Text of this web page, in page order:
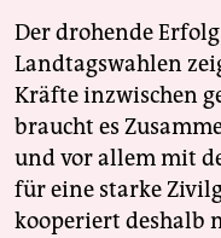
Der drohende
Landtagswahlen
Kräfte inzwischen
braucht es
und vor allem mit
für eine starke
kooperiert deshalb